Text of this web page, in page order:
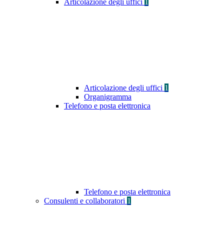
Articolazione degli uffici 1
Articolazione degli uffici 1
Organigramma
Telefono e posta elettronica
Telefono e posta elettronica
Consulenti e collaboratori 1